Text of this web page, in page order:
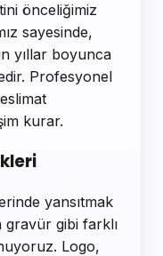
önceliğimiz
sayesinde,
yıllar boyunca
Profesyonel
kurar.
yansıtmak
gravür gibi farklı
Logo,